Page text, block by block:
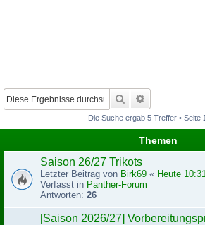
Suche
Die Suche ergab 5 Treffer • Seite 1
Themen
Saison 26/27 Trikots
Letzter Beitrag von Birk69 « Heute
Verfasst in Panther-Forum
Antworten: 26
[Saison 2026/27]